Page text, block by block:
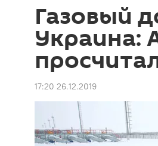
Газовый
Украина:
17:20 26.12.2019